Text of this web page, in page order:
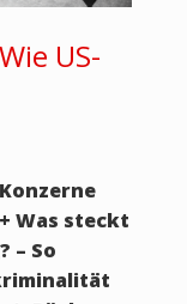
US-
Konzerne
Was steckt
– So